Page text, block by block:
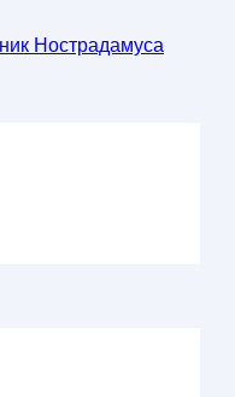
Нострадамуса